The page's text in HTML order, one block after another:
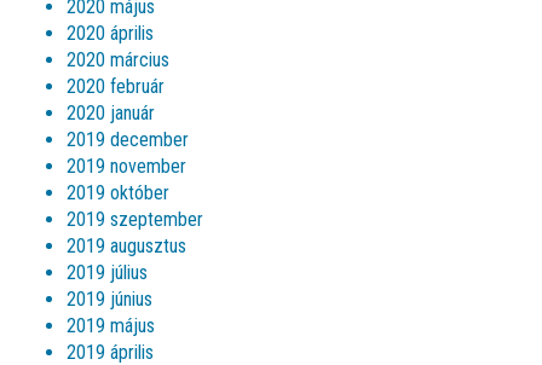
2020 május
2020 április
2020 március
2020 február
2020 január
2019 december
2019 november
2019 október
2019 szeptember
2019 augusztus
2019 július
2019 június
2019 május
2019 április